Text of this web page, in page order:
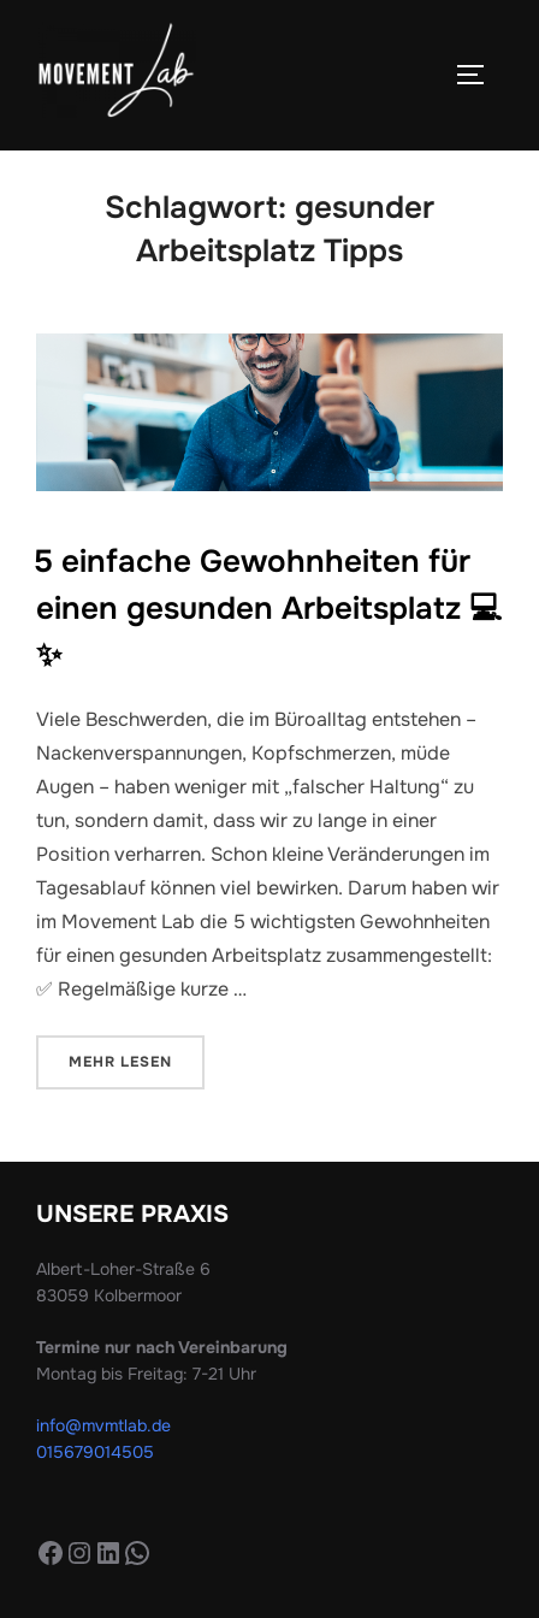
springen
Schlagwort: gesunder
Arbeitsplatz Tipps
5 einfache Gewohnheiten für
einen gesunden Arbeitsplatz 💻
✨
Viele Beschwerden, die im Büroalltag entstehen –
Nackenverspannungen, Kopfschmerzen, müde
Augen – haben weniger mit „falscher Haltung“ zu
tun, sondern damit, dass wir zu lange in einer
Position verharren. Schon kleine Veränderungen im
Tagesablauf können viel bewirken. Darum haben wir
im Movement Lab die 5 wichtigsten Gewohnheiten
für einen gesunden Arbeitsplatz zusammengestellt:
✅ Regelmäßige kurze …
MEHR ÜBER „5 EINFACHE GEWOHNHEITEN FÜR EINEN
LESEN
UNSERE PRAXIS
Albert-Loher-Straße 6
83059 Kolbermoor
Termine nur nach Vereinbarung
Montag bis Freitag: 7-21 Uhr
info@mvmtlab.de
015679014505
Facebook
Instagram
LinkedIn
WhatsApp